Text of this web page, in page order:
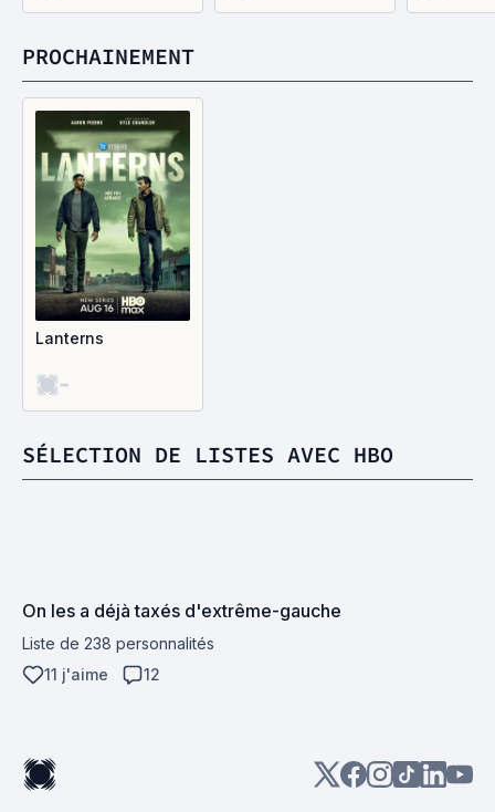
PROCHAINEMENT
Lanterns
-
SÉLECTION DE LISTES AVEC HBO
On les a déjà taxés d'extrême-gauche
Liste de 238 personnalités
11 j'aime
12